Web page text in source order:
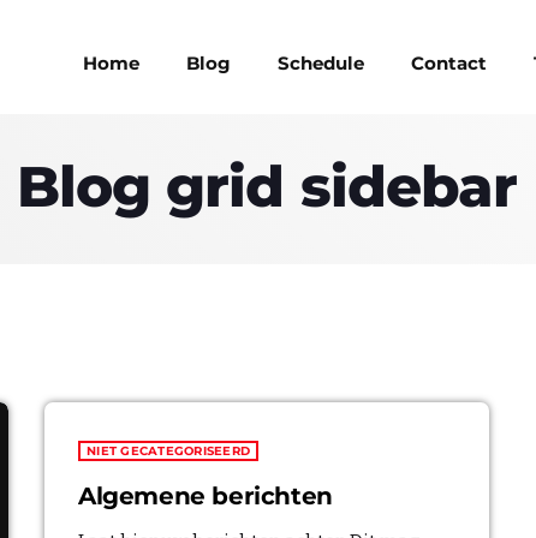
Home Blog Schedule Contact
Blog grid sidebar
NIET GECATEGORISEERD
Algemene berichten